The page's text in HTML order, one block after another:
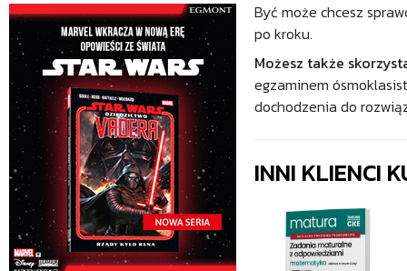
Być może chcesz
po kroku.
Możesz także
egzaminem
dochodzenia do
INNI KLIENCI